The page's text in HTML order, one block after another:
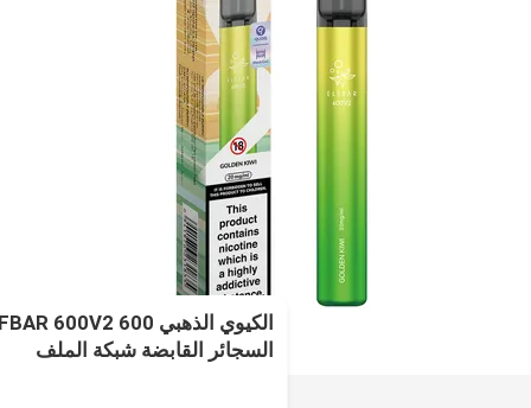
السجائر القابضة شبكة الملف